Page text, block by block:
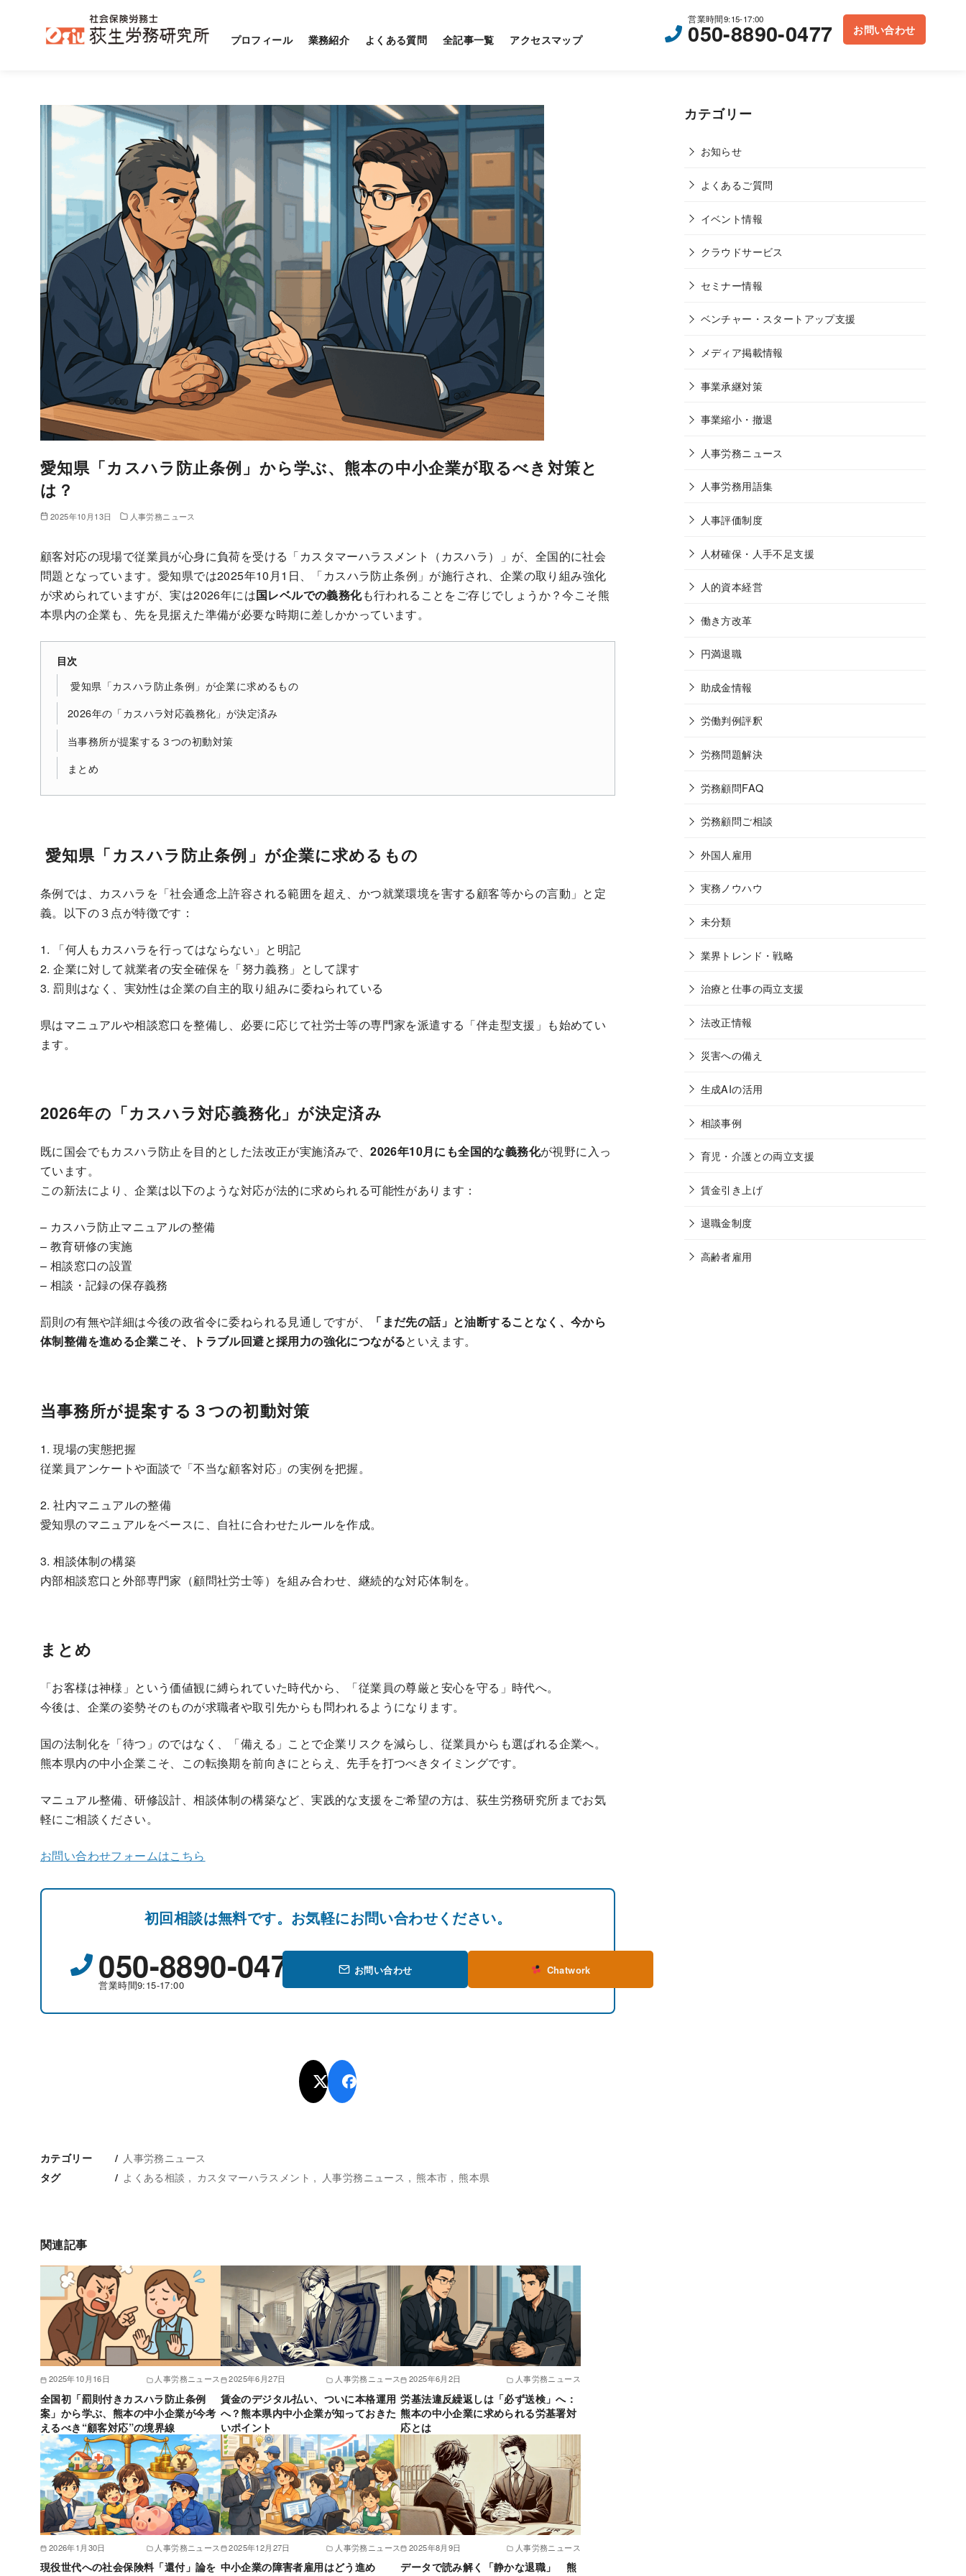
プロフィール 業務紹介 よくある質問 全記事一覧 アクセスマップ
営業時間9:15-17:00
050-8890-0477 お問い合わせ
愛知県「カスハラ防止条例」から学ぶ、熊本の中小企業が取るべき対策と
は？
2025年10月13日 人事労務ニュース
顧客対応の現場で従業員が心身に負荷を受ける「カスタマーハラスメント（カスハラ）」が、全国的に社会
問題となっています。愛知県では2025年10月1日、「カスハラ防止条例」が施行され、企業の取り組み強化
が求められていますが、実は2026年には国レベルでの義務化も行われることをご存じでしょうか？今こそ熊
本県内の企業も、先を見据えた準備が必要な時期に差しかかっています。
目次
愛知県「カスハラ防止条例」が企業に求めるもの
2026年の「カスハラ対応義務化」が決定済み
当事務所が提案する３つの初動対策
まとめ
愛知県「カスハラ防止条例」が企業に求めるもの
条例では、カスハラを「社会通念上許容される範囲を超え、かつ就業環境を害する顧客等からの言動」と定
義。以下の３点が特徴です：
1. 「何人もカスハラを行ってはならない」と明記
2. 企業に対して就業者の安全確保を「努力義務」として課す
3. 罰則はなく、実効性は企業の自主的取り組みに委ねられている
県はマニュアルや相談窓口を整備し、必要に応じて社労士等の専門家を派遣する「伴走型支援」も始めてい
ます。
2026年の「カスハラ対応義務化」が決定済み
既に国会でもカスハラ防止を目的とした法改正が実施済みで、2026年10月にも全国的な義務化が視野に入っ
ています。
この新法により、企業は以下のような対応が法的に求められる可能性があります：
– カスハラ防止マニュアルの整備
– 教育研修の実施
– 相談窓口の設置
– 相談・記録の保存義務
罰則の有無や詳細は今後の政省令に委ねられる見通しですが、
「まだ先の話」と油断することなく、今から
体制整備を進める企業こそ、トラブル回避と採用力の強化につながるといえます。
当事務所が提案する３つの初動対策
1. 現場の実態把握
従業員アンケートや面談で「不当な顧客対応」の実例を把握。
2. 社内マニュアルの整備
愛知県のマニュアルをベースに、自社に合わせたルールを作成。
3. 相談体制の構築
内部相談窓口と外部専門家（顧問社労士等）を組み合わせ、継続的な対応体制を。
まとめ
「お客様は神様」という価値観に縛られていた時代から、「従業員の尊厳と安心を守る」時代へ。
今後は、企業の姿勢そのものが求職者や取引先からも問われるようになります。
国の法制化を「待つ」のではなく、「備える」ことで企業リスクを減らし、従業員からも選ばれる企業へ。
熊本県内の中小企業こそ、この転換期を前向きにとらえ、先手を打つべきタイミングです。
マニュアル整備、研修設計、相談体制の構築など、実践的な支援をご希望の方は、荻生労務研究所までお気
軽にご相談ください。
お問い合わせフォームはこちら
初回相談は無料です。お気軽にお問い合わせください。
050-8890-0477
営業時間9:15-17:00
お問い合わせ Chatwork
カテゴリー 人事労務ニュース
タグ よくある相談 カスタマーハラスメント 人事労務ニュース 熊本市 熊本県
関連記事
2025年10月16日 人事労務ニュース
全国初「罰則付きカスハラ防止条例
案」から学ぶ、熊本の中小企業が今考
えるべき“顧客対応”の境界線
2025年6月27日 人事労務ニュース
賃金のデジタル払い、ついに本格運用
へ？熊本県内中小企業が知っておきた
いポイント
2025年6月2日 人事労務ニュース
労基法違反繰返しは「必ず送検」へ：
熊本の中小企業に求められる労基署対
応とは
2026年1月30日 人事労務ニュース
現役世代への社会保険料「還付」論を
2025年12月27日 人事労務ニュース
中小企業の障害者雇用はどう進め
2025年8月9日 人事労務ニュース
データで読み解く「静かな退職」 熊
カテゴリー
お知らせ
よくあるご質問
イベント情報
クラウドサービス
セミナー情報
ベンチャー・スタートアップ支援
メディア掲載情報
事業承継対策
事業縮小・撤退
人事労務ニュース
人事労務用語集
人事評価制度
人材確保・人手不足支援
人的資本経営
働き方改革
円満退職
助成金情報
労働判例評釈
労務問題解決
労務顧問FAQ
労務顧問ご相談
外国人雇用
実務ノウハウ
未分類
業界トレンド・戦略
治療と仕事の両立支援
法改正情報
災害への備え
生成AIの活用
相談事例
育児・介護との両立支援
賃金引き上げ
退職金制度
高齢者雇用